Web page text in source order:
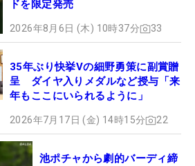
ドを限定発売
2026年8月6日 (木) 10時37分 33
35年ぶり快挙Vの細野勇策に副賞贈
呈 ダイヤ入りメダルなど授与「来
年もここにいられるように」
2026年7月17日 (金) 14時15分 22
池ポチャから劇的バーディ締